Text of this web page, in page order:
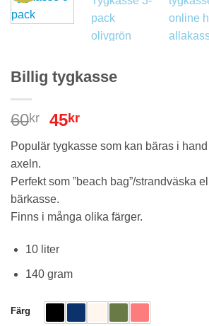
Billig tygkasse
60kr
Det
priset
60kr.
45krDet
priset
45kr.
Populär tygkasse som kan bäras i
axeln.
Perfekt som ”beach bag”/strandväska
bärkasse.
Finns i många olika färger.
10 liter
140 gram
Färg